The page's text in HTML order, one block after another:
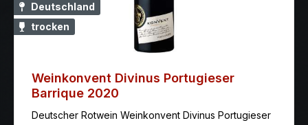
Deutschland
trocken
Weinkonvent Divinus Portugieser
Barrique 2020
Deutscher Rotwein Weinkonvent Divinus Portugieser